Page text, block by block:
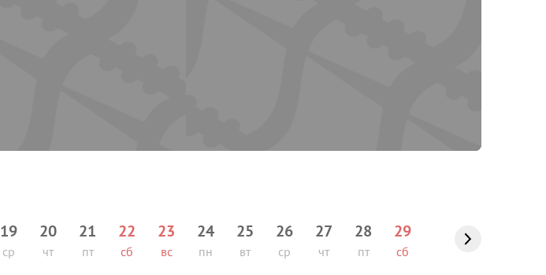
19
ср
20
чт
21
пт
22
сб
23
вс
24
пн
25
вт
26
ср
27
чт
28
пт
29
сб